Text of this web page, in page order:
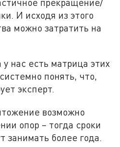
прекращение/
И исходя из этого
можно затратить на
нас есть матрица этих
понять, что,
эксперт.
возможно
опор – тогда сроки
занимать более года.